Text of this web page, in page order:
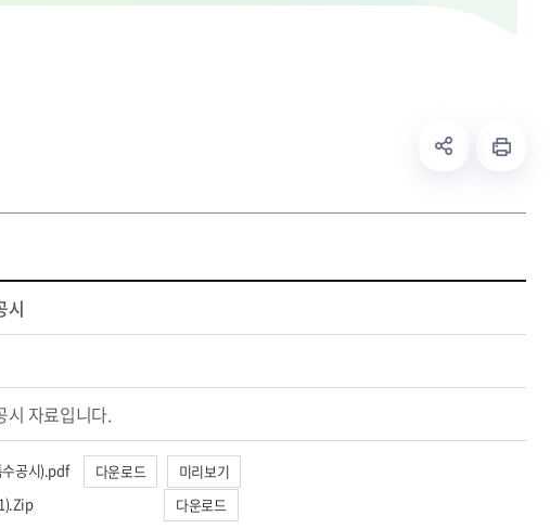
시
시 자료입니다.
수공시).pdf 다운로드
미리보기
다운로드